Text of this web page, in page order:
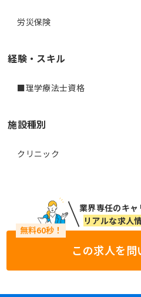
労災保険
経験・スキル
■理学療法士資格
施設種別
クリニック
業界専任のキ
リアルな求人
この求人を問